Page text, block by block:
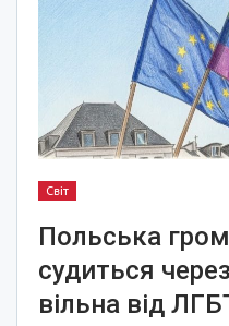
Світ
Польська
судиться
вільна від